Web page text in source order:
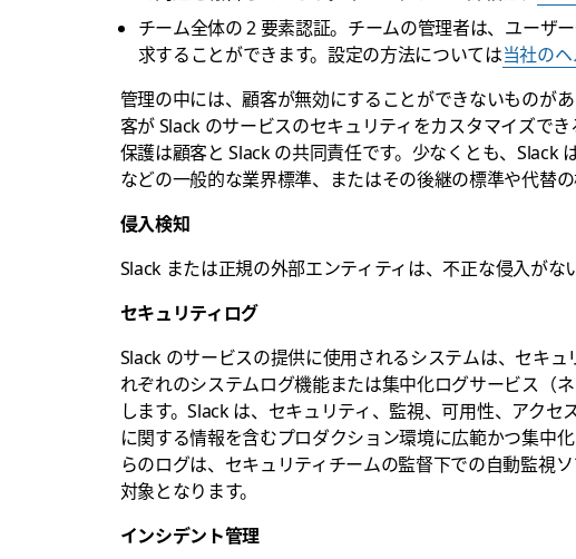
チーム全体の 2 要素認証。 チームの管理者は、ユーザ
求することができます。設定の方法については当社の
管理の中には、顧客が無効にすることができないものが
客が Slack のサービスのセキュリティをカスタマイズで
保護は顧客と Slack の共同責任です。少なくとも、Slack
などの一般的な業界標準、またはその後継の標準や代替の
侵入検知
Slack または正規の外部エンティティは、不正な侵入がな
セキュリティログ
Slack のサービスの提供に使用されるシステムは、セキ
れぞれのシステムログ機能または集中化ログサービス（
します。Slack は、セキュリティ、監視、可用性、アク
に関する情報を含むプロダクション環境に広範かつ集中
らのログは、セキュリティチームの監督下での自動監視
対象となります。
インシデント管理